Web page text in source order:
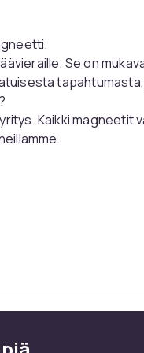
Se on
Kaikki magneetit
VIESTISSÄ